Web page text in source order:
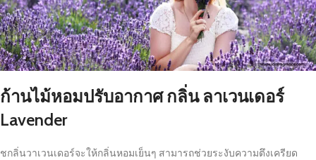
ก้านไม้หอมปรับอากาศ กลิ่น ลาเวนเดอร์
Lavender
ชกลิ่นวาเวนเดอร์จะให้กลิ่นหอมเย็นๆ สามารถช่วยระงับความตึงเครียด